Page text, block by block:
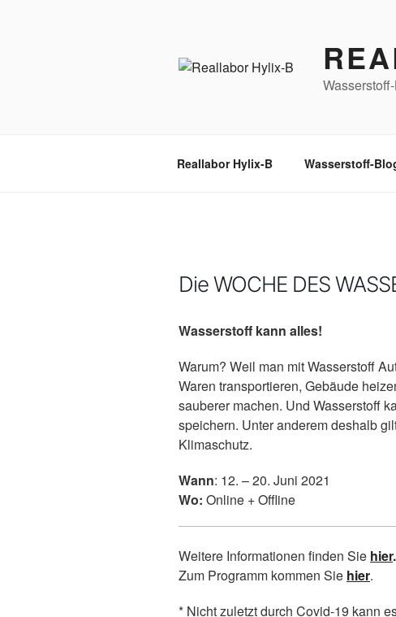
Reallabor Hylix-B Wasserstoff-
Die WOCHE DES
Wasserstoff kann alles!
Warum? Weil man mit Wasserstoff
Waren transportieren, Gebäude
sauberer machen. Und Wasserstoff
speichern. Unter anderem deshalb
Klimaschutz.
Wann: 12. – 20. Juni 2021
Wo: Online + Offline
Weitere Informationen finden Sie hier.
Zum Programm kommen Sie hier.
* Nicht zuletzt durch Covid-19 kann